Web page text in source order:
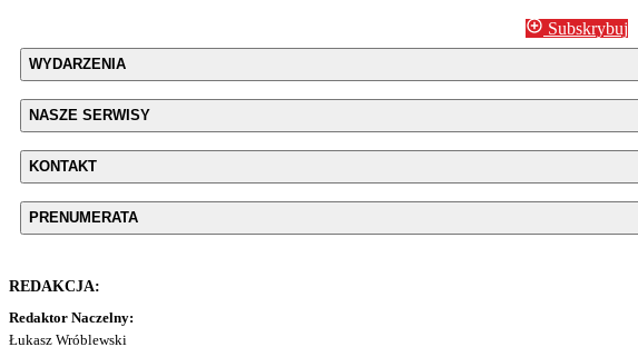
Subskrybuj
WYDARZENIA
NASZE SERWISY
KONTAKT
PRENUMERATA
REDAKCJA:
Redaktor Naczelny:
Łukasz Wróblewski